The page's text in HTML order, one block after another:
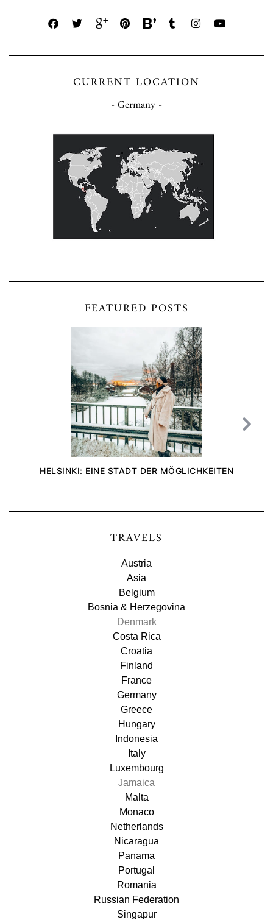
CURRENT LOCATION
- Germany -
FEATURED POSTS
HELSINKI: EINE STADT DER MÖGLICHKEITEN
TRAVELS
Austria
Asia
Belgium
Bosnia & Herzegovina
Denmark
Costa Rica
Croatia
Finland
France
Germany
Greece
Hungary
Indonesia
Italy
Luxembourg
Jamaica
Malta
Monaco
Netherlands
Nicaragua
Panama
Portugal
Romania
Russian Federation
Singapur